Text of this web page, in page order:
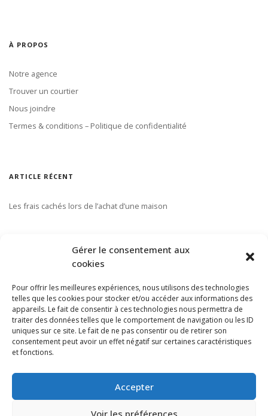
Gérer le consentement aux
cookies
Pour offrir les meilleures expériences, nous utilisons des technologies
telles que les cookies pour stocker et/ou accéder aux informations des
appareils. Le fait de consentir à ces technologies nous permettra de
traiter des données telles que le comportement de navigation ou les ID
uniques sur ce site. Le fait de ne pas consentir ou de retirer son
consentement peut avoir un effet négatif sur certaines caractéristiques
et fonctions.
Accepter
Voir les préférences
À PROPOS
Notre agence
Trouver un courtier
Nous joindre
Termes & conditions – Politique de confidentialité
ARTICLE RÉCENT
Les frais cachés lors de l’achat d’une maison